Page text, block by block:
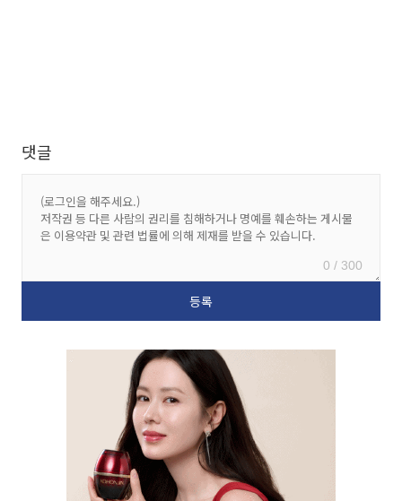
댓글
0 / 300